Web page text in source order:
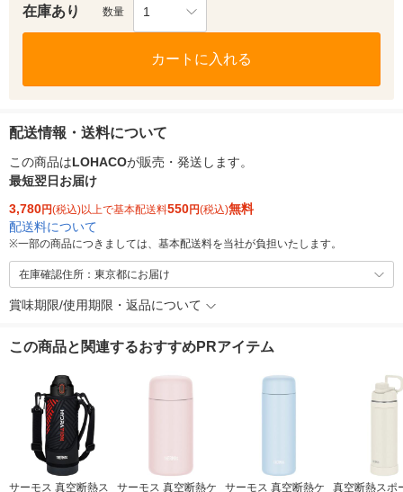
在庫あり 数量 1
カートに入れる
配送情報・送料について
この商品はLOHACOが販売・発送します。
最短翌日お届け
3,780円(税込)以上で基本配送料550円(税込)無料
配送料について
※一部の商品につきましては、基本配送料を当社が負担いたします。
在庫確認住所：東京都にお届け
賞味期限/使用期限・返品について
この商品と関連するおすすめPRアイテム
サーモス 真空断熱ス
サーモス 真空断熱ケ
サーモス 真空断熱ケ
真空断熱スポ